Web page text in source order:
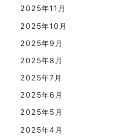
2025年11月
2025年10月
2025年9月
2025年8月
2025年7月
2025年6月
2025年5月
2025年4月